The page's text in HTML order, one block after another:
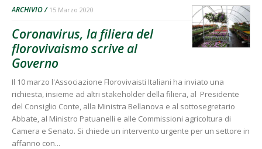
ARCHIVIO 15 Marzo 2020
Coronavirus, la filiera del
florovivaismo scrive al
Governo
Il 10 marzo l'Associazione Florovivaisti Italiani ha inviato una
richiesta, insieme ad altri stakeholder della filiera, al Presidente
del Consiglio Conte, alla Ministra Bellanova e al sottosegretario
Abbate, al Ministro Patuanelli e alle Commissioni agricoltura di
Camera e Senato. Si chiede un intervento urgente per un settore in
affanno con...